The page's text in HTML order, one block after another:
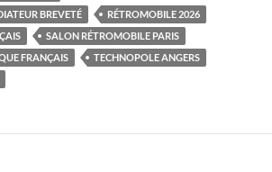
BREVETÉ
RÉTROMOBILE 2026
SALON RÉTROMOBILE PARIS
FRANÇAIS
TECHNOPOLE ANGERS